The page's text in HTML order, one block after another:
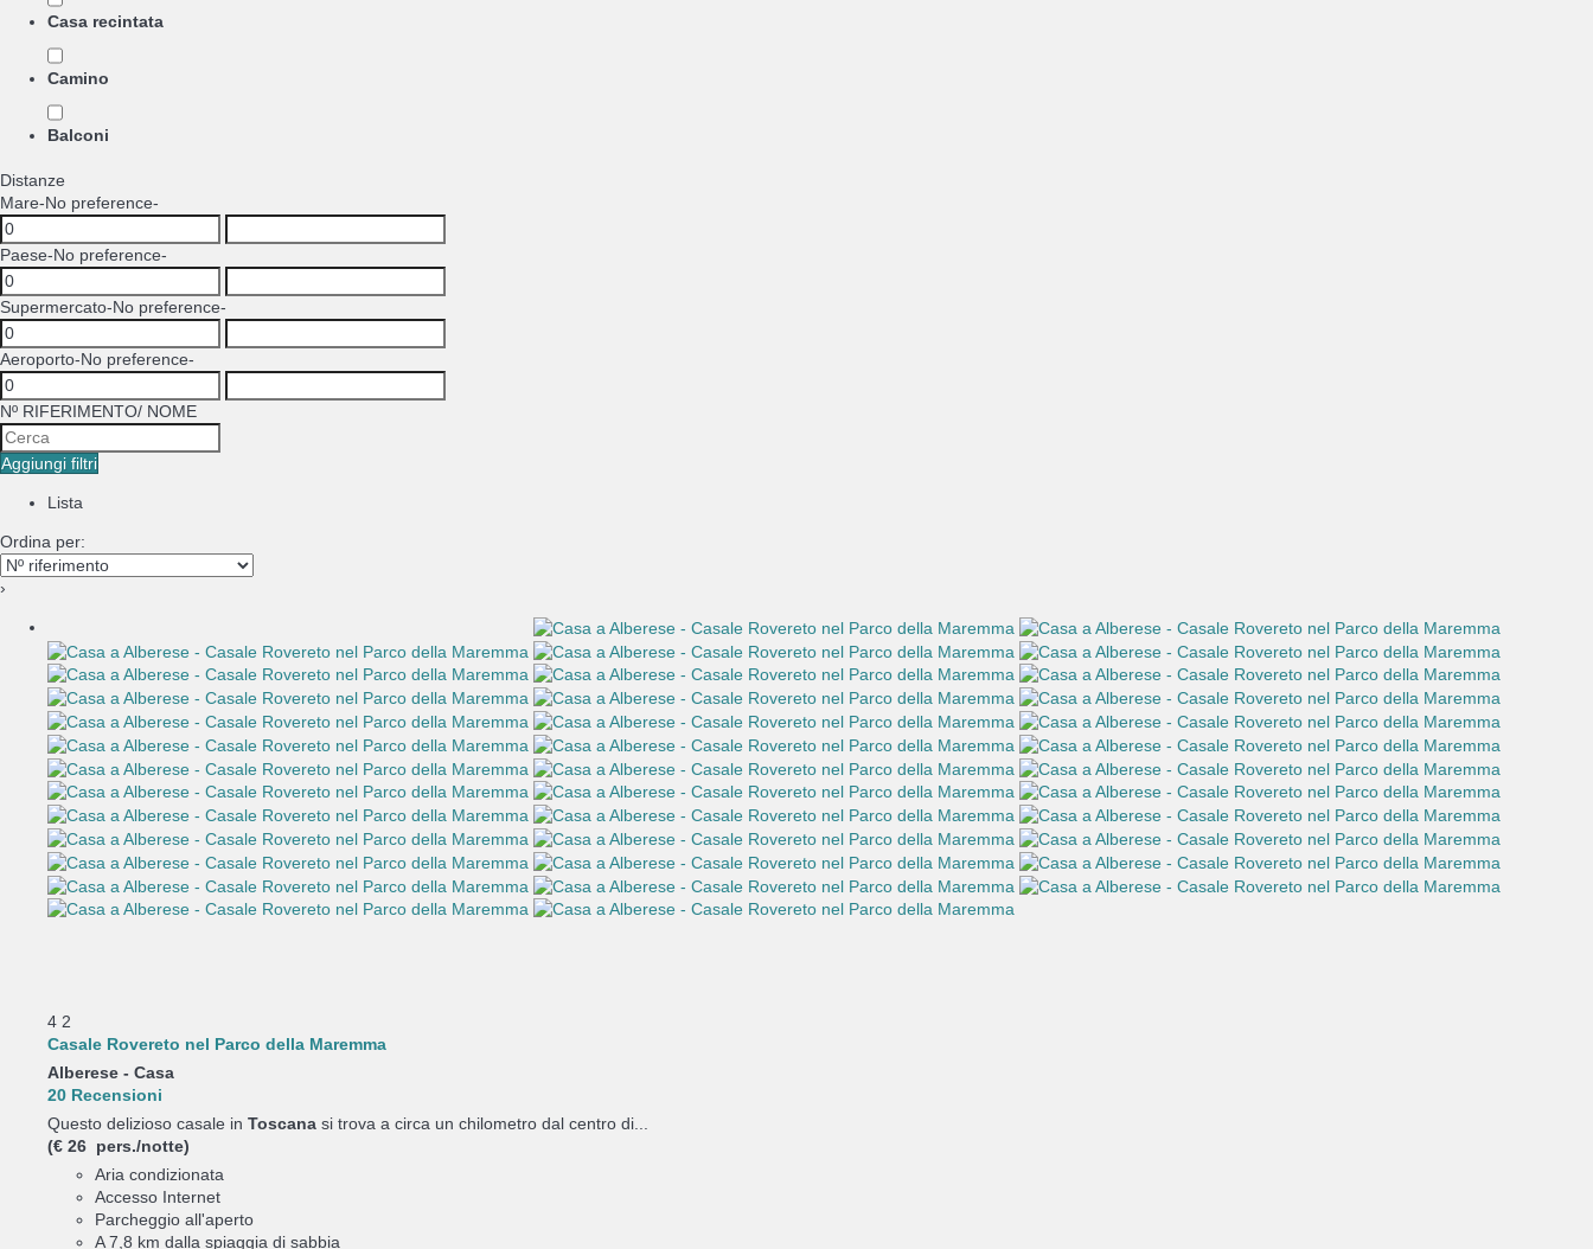
Casa recintata
Camino
Balconi
Distanze
Mare-No preference-
Paese-No preference-
Supermercato-No preference-
Aeroporto-No preference-
Nº RIFERIMENTO/ NOME
Aggiungi filtri
Lista
Ordina per:
›
4 2
Casale Rovereto nel Parco della Maremma
Alberese - Casa
20 Recensioni
Questo delizioso casale in Toscana si trova a circa un chilometro dal centro di...
(€ 26 pers./notte)
Aria condizionata
Accesso Internet
Parcheggio all'aperto
A 7,8 km dalla spiaggia di sabbia